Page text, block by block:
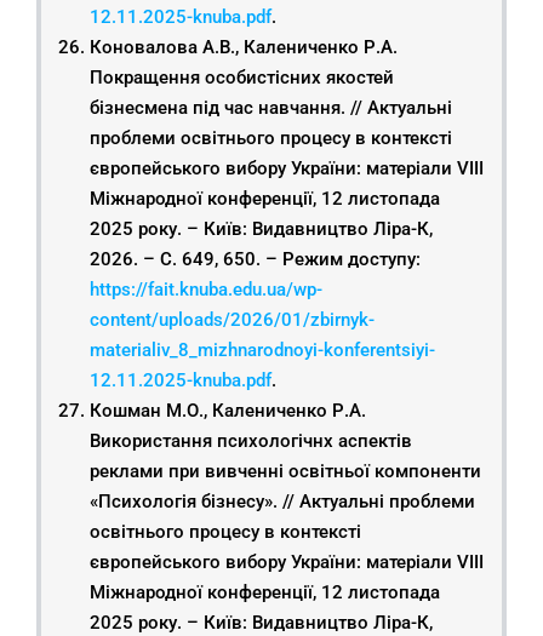
12.11.2025-knuba.pdf.
Коновалова А.В., Калениченко Р.А.
Покращення особистісних якостей
бізнесмена під час навчання. // Актуальні
проблеми освітнього процесу в контексті
європейського вибору України: матеріали VIІІ
Міжнародної конференції, 12 листопада
2025 року. – Київ: Видавництво Ліра-К,
2026. – С. 649, 650. – Режим доступу:
https://fait.knuba.edu.ua/wp-
content/uploads/2026/01/zbirnyk-
materialiv_8_mizhnarodnoyi-konferentsiyi-
12.11.2025-knuba.pdf.
Кошман М.О., Калениченко Р.А.
Використання психологічнх аспектів
реклами при вивченні освітньої компоненти
«Психологія бізнесу». // Актуальні проблеми
освітнього процесу в контексті
європейського вибору України: матеріали VIІІ
Міжнародної конференції, 12 листопада
2025 року. – Київ: Видавництво Ліра-К,